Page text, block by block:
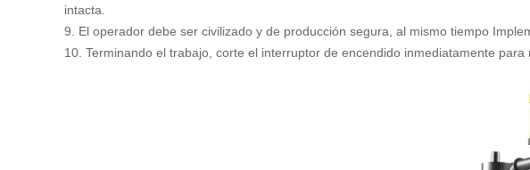
intacta.
9. El operador debe ser civilizado y de producción segura, al mismo tiempo
10. Terminando el trabajo, corte el interruptor de encendido inmediatamente